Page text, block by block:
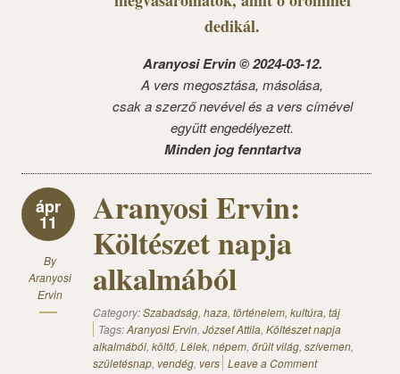
dedikál.
Aranyosi Ervin © 2024-03-12.
A vers megosztása, másolása,
csak a szerző nevével és a vers címével
együtt engedélyezett.
Minden jog fenntartva
ápr
11
By
Aranyosi
Ervin
Aranyosi Ervin:
Költészet napja
alkalmából
Category:Szabadság, haza, történelem, kultúra, táj
Tags:Aranyosi Ervin, József Attila, Költészet napja
alkalmából, költő, Lélek, népem, őrült világ, szívemen,
születésnap, vendég, vers Leave a Comment